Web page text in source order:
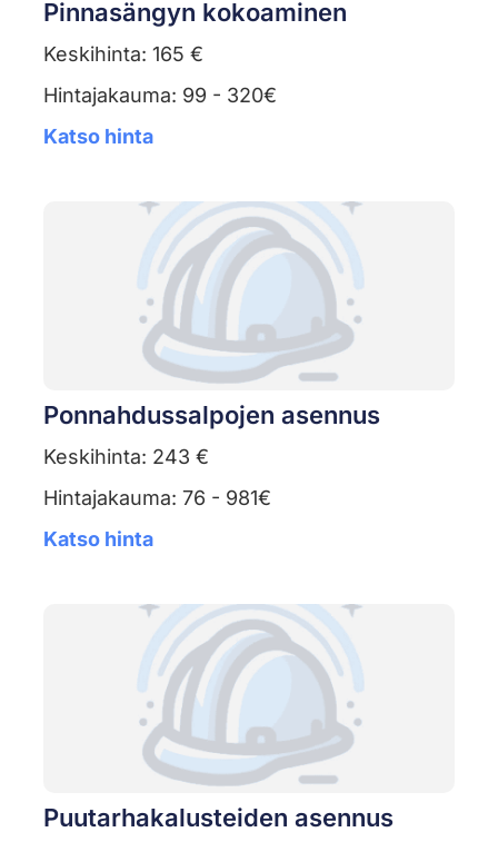
Pinnasängyn kokoaminen
Keskihinta: 165 €
Hintajakauma: 99 - 320€
Katso hinta
Ponnahdussalpojen asennus
Keskihinta: 243 €
Hintajakauma: 76 - 981€
Katso hinta
Puutarhakalusteiden asennus